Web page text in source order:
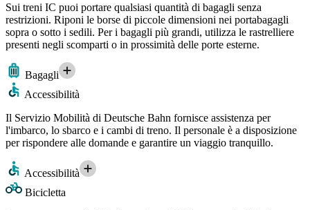
Sui treni IC puoi portare qualsiasi quantità di bagagli senza
restrizioni. Riponi le borse di piccole dimensioni nei portabagagli
sopra o sotto i sedili. Per i bagagli più grandi, utilizza le rastrelliere
presenti negli scomparti o in prossimità delle porte esterne.
Bagagli
Accessibilità
Il Servizio Mobilità di Deutsche Bahn fornisce assistenza per
l'imbarco, lo sbarco e i cambi di treno. Il personale è a disposizione
per rispondere alle domande e garantire un viaggio tranquillo.
Accessibilità
Bicicletta